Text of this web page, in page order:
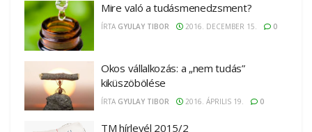
Mire való a tudásmenedzsment?
ÍRTA GYULAY TIBOR 2016. DECEMBER 15. 0
Okos vállalkozás: a „nem tudás”
kiküszöbölése
ÍRTA GYULAY TIBOR 2016. ÁPRILIS 19. 0
TM hírlevél 2015/2